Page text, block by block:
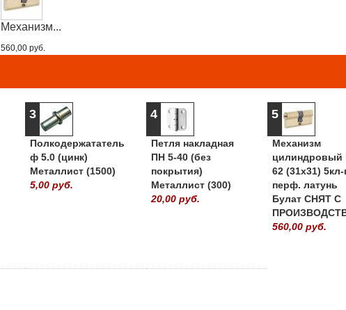
Механизм...
560,00 руб.
3
Полкодержататель
ф 5.0 (цинк)
Металлист (1500)
5,00 руб.
4
Петля накладная
ПН 5-40 (без
покрытия)
Металлист (300)
20,00 руб.
5
Механизм
цилиндровый
62 (31х31) 5кл-
перф. латунь
Булат СНЯТ С
560,00 руб.